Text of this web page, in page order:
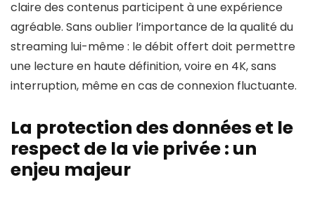
claire des contenus participent à une expérience
agréable. Sans oublier l’importance de la qualité du
streaming lui-même : le débit offert doit permettre
une lecture en haute définition, voire en 4K, sans
interruption, même en cas de connexion fluctuante.
La protection des données et le
respect de la vie privée : un
enjeu majeur